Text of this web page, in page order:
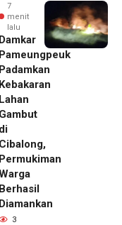
7
menit
lalu
Damkar
Pameungpeuk
Padamkan
Kebakaran
Lahan
Gambut
di
Cibalong,
Permukiman
Berhasil
Diamankan
3